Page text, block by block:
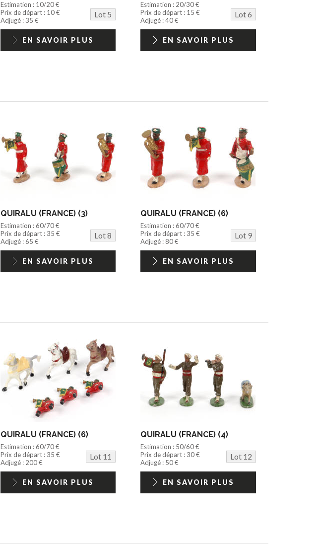
Estimation : 10/20 €
Prix de départ : 10 €
Lot 5
Adjugé : 35 €
EN SAVOIR PLUS
Estimation : 20/30 €
Prix de départ : 15 €
Lot 6
Adjugé : 40 €
EN SAVOIR PLUS
QUIRALU (FRANCE) (3)
Estimation : 60/70 €
Prix de départ : 35 €
Lot 8
Adjugé : 65 €
EN SAVOIR PLUS
QUIRALU (FRANCE) (6)
Estimation : 60/70 €
Prix de départ : 35 €
Lot 9
Adjugé : 80 €
EN SAVOIR PLUS
QUIRALU (FRANCE) (6)
Estimation : 60/70 €
Prix de départ : 35 €
Lot 11
Adjugé : 200 €
EN SAVOIR PLUS
QUIRALU (FRANCE) (4)
Estimation : 50/60 €
Prix de départ : 30 €
Lot 12
Adjugé : 50 €
EN SAVOIR PLUS